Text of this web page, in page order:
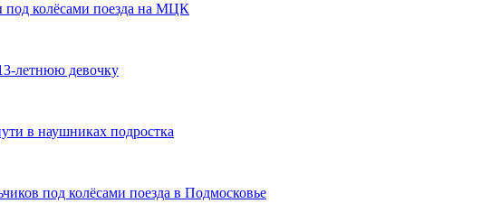
под колёсами поезда на МЦК
летнюю девочку
в наушниках подростка
под колёсами поезда в Подмосковье